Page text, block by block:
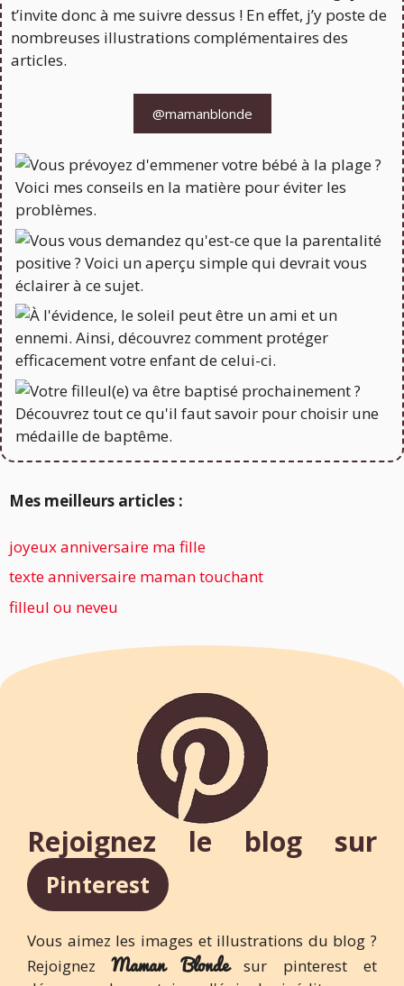
t’invite donc à me suivre dessus ! En effet, j’y poste de
nombreuses illustrations complémentaires des
articles.
@mamanblonde
Mes meilleurs articles :
joyeux anniversaire ma fille
texte anniversaire maman touchant
filleul ou neveu
Rejoignez le blog sur
Pinterest
Vous aimez les images et illustrations du blog ?
RejoignezMaman Blondesur pinterest et